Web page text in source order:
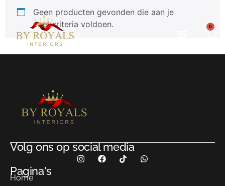
0
Geen producten gevonden die aan je
zoekcriteria voldoen.
Volg ons op social media
Pagina's
Home